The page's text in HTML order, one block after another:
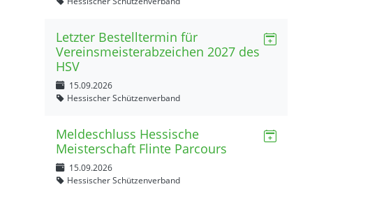
Letzter Bestelltermin für
Vereinsmeisterabzeichen 2027 des
HSV
15.09.2026
Hessischer Schützenverband
Meldeschluss Hessische
Meisterschaft Flinte Parcours
15.09.2026
Hessischer Schützenverband